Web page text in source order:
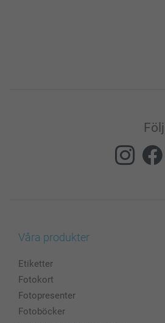
Våra produkter
Etiketter
Fotokort
Fotopresenter
Fotoböcker